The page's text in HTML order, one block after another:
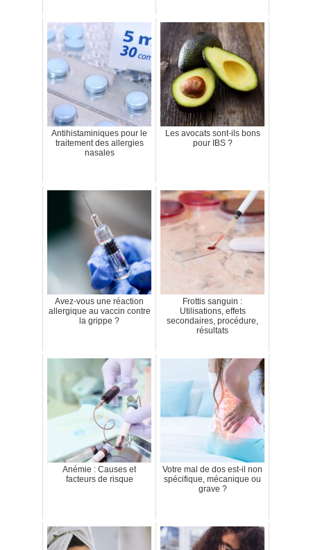
Antihistaminiques pour le
traitement des allergies
nasales
Les avocats sont-ils bons
pour IBS ?
Avez-vous une réaction
allergique au vaccin contre
la grippe ?
Frottis sanguin :
Utilisations, effets
secondaires, procédure,
résultats
Anémie : Causes et
facteurs de risque
Votre mal de dos est-il non
spécifique, mécanique ou
grave ?